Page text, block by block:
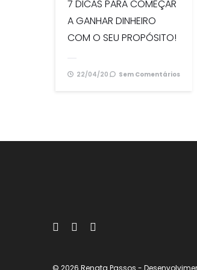
7 DICAS PARA COMEÇAR
A GANHAR DINHEIRO
COM O SEU PROPÓSITO!
22/04/20 Sem Comentários
© 2026 Renata Passos -